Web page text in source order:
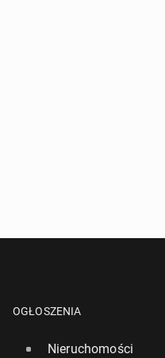
OGŁOSZENIA
Nieruchomości